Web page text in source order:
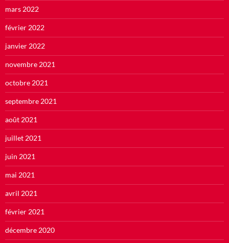
mars 2022
février 2022
janvier 2022
novembre 2021
octobre 2021
septembre 2021
août 2021
juillet 2021
juin 2021
mai 2021
avril 2021
février 2021
décembre 2020